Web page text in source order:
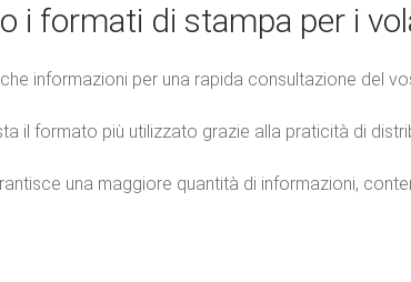
i formati di stampa per i
informazioni per una rapida consultazione del
il formato più utilizzato grazie alla praticità di
una maggiore quantità di informazioni,